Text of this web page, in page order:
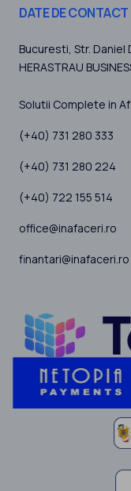
DATE DE CONTACT
Bucuresti, Str.
HERASTRAU
Solutii Complete in
(+40) 731 280 333
(+40) 731 280 224
(+40) 722 155 514
office@inafaceri.ro
finantari@inafaceri.ro